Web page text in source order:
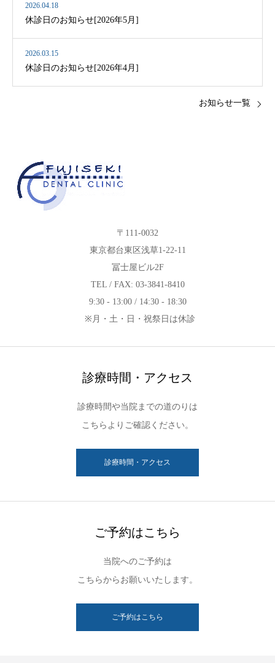
2026.04.18
休診日のお知らせ[2026年5月]
2026.03.15
休診日のお知らせ[2026年4月]
お知らせ一覧
〒111-0032
東京都台東区浅草1-22-11
冨士屋ビル2F
TEL / FAX: 03-3841-8410
9:30 - 13:00 / 14:30 - 18:30
※月・土・日・祝祭日は休診
診療時間・アクセス
診療時間や当院までの道のりは
こちらよりご確認ください。
診療時間・アクセス
ご予約はこちら
当院へのご予約は
こちらからお願いいたします。
ご予約はこちら